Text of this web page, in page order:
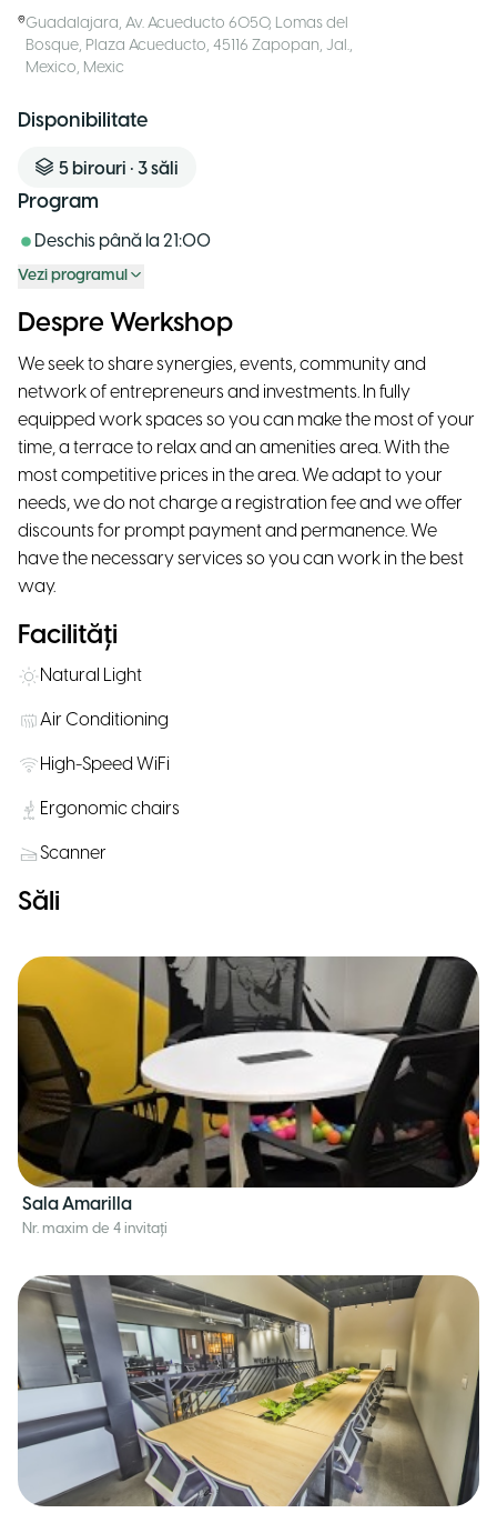
Guadalajara,Av. Acueducto 6050, Lomas del
Bosque, Plaza Acueducto, 45116 Zapopan, Jal.,
Mexico, Mexic
Disponibilitate
5 birouri • 3săli
Program
Deschis până la21:00
Vezi programul
Despre Werkshop
We seek to share synergies, events, community and
network of entrepreneurs and investments. In fully
equipped work spaces so you can make the most of your
time, a terrace to relax and an amenities area. With the
most competitive prices in the area. We adapt to your
needs, we do not charge a registration fee and we offer
discounts for prompt payment and permanence. We
have the necessary services so you can work in the best
way.
Facilități
Natural Light
Air Conditioning
High-Speed WiFi
Ergonomic chairs
Scanner
Săli
Sala Amarilla
Nr. maxim de 4 invitați